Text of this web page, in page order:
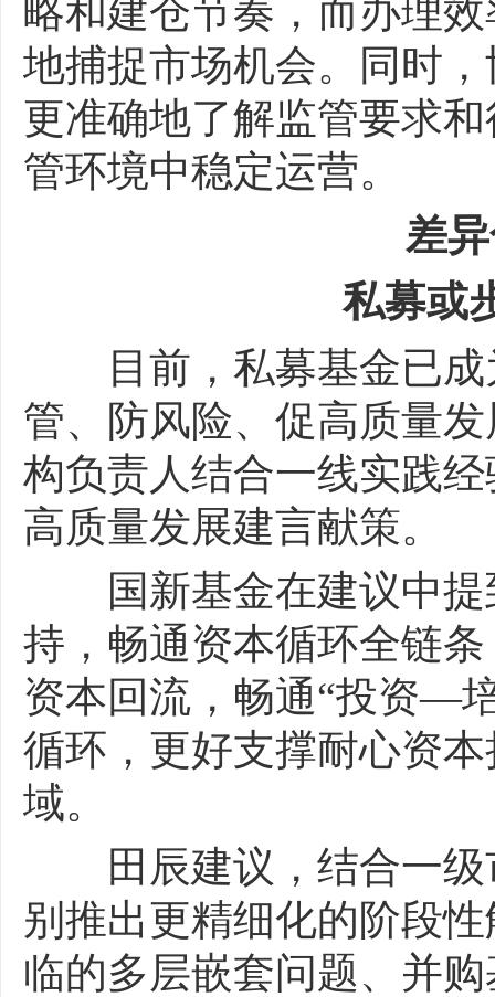
略和建仓节奏，而办理
地捕捉市场机会。同时
更准确地了解监管要求
管环境中稳定运营。
差异
私募或步
目前，私募基金已成
管、防风险、促高质量
构负责人结合一线实践
高质量发展建言献策。
国新基金在建议中提
持，畅通资本循环全链
资本回流，畅通“投资—
循环，更好支撑耐心资
域。
田辰建议，结合一级
别推出更精细化的阶段
临的多层嵌套问题、并